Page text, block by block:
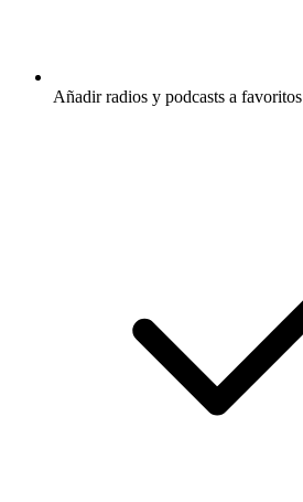
Añadir radios y podcasts a favoritos